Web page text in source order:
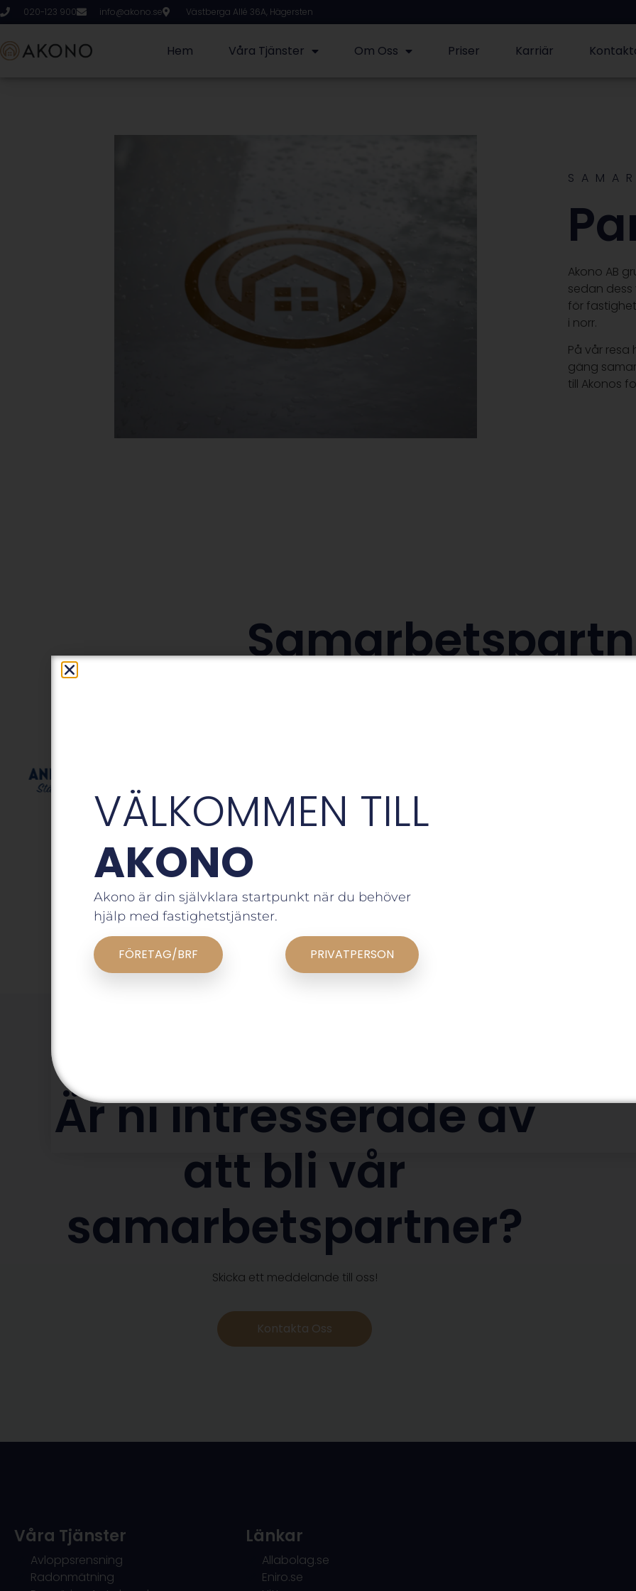
020-123 900 info@akono.se Västberga Allé 36A, Hägersten
Hem Våra Tjänster Om Oss Priser Karriär
Akono AB
sedan
för
i norr.
På vår
gäng
till Akonos
Är ni intresserade av
att bli vår
samarbetspartner?
Skicka ett meddelande till oss!
Kontakta Oss
Våra Tjänster
Avloppsrensning
Radonmätning
Länkar
Allabolag.se
Eniro.se
VÄLKOMMEN TILL
AKONO
Akono är din självklara startpunkt när du behöver
hjälp med fastighetstjänster.
FÖRETAG/BRF PRIVATPERSON